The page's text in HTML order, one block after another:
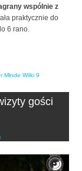
wspólnie z
praktycznie do
6 rano.
Młode Wilki 9
gości